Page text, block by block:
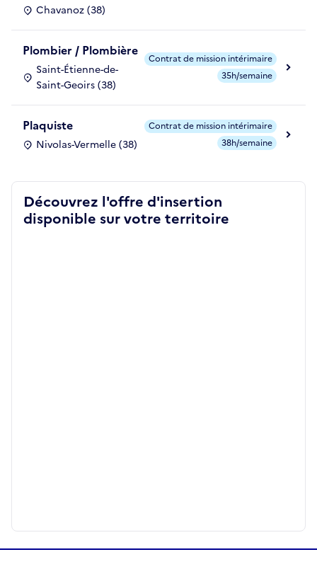
Chavanoz (38)
Plombier / Plombière
Saint-Étienne-de-
Saint-Geoirs (38)
Contrat de mission intérimaire
35h/semaine
Plaquiste
Nivolas-Vermelle (38)
Contrat de mission intérimaire
38h/semaine
Découvrez l'offre d'insertion
disponible sur votre territoire